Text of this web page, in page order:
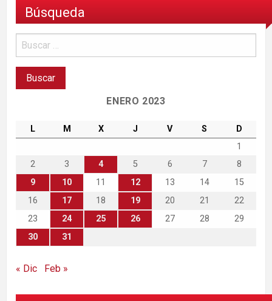
Búsqueda
ENERO 2023
L M X J V S
D
1
2
3 4 5 6 7
8
9
10 11 12 13 14
15
16
17 18 19 20 21
22
23
24 25 26 27 28
29
30
31
« Dic Feb »